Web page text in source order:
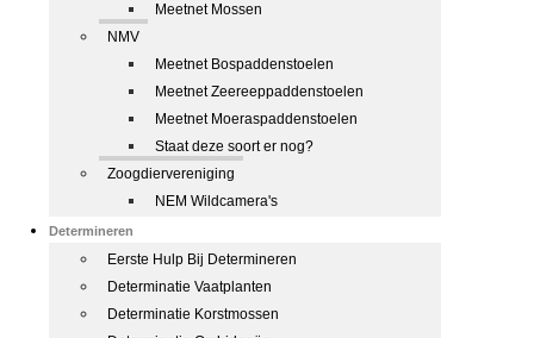
Meetnet Mossen
NMV
Meetnet Bospaddenstoelen
Meetnet Zeereeppaddenstoelen
Meetnet Moeraspaddenstoelen
Staat deze soort er nog?
Zoogdiervereniging
NEM Wildcamera's
Determineren
Eerste Hulp Bij Determineren
Determinatie Vaatplanten
Determinatie Korstmossen